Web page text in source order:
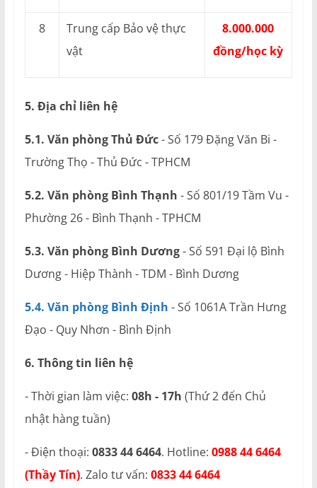
8
Trung cấp Bảo vệ thực
vật
8.000.000
đồng/học kỳ
5. Địa chỉ liên hệ
5.1. Văn phòng Thủ Đức- Số 179 Đặng Văn Bi -
Trường Thọ - Thủ Đức - TPHCM
5.2. Văn phòng Bình Thạnh - Số 801/19 Tầm Vu -
Phường 26 - Bình Thạnh - TPHCM
5.3. Văn phòng Bình Dương- Số 591 Đại lộ Bình
Dương - Hiệp Thành - TDM - Bình Dương
5.4. Văn phòng Bình Định - Số 1061A Trần Hưng
Đạo - Quy Nhơn - Bình Định
6. Thông tin liên hệ
- Thời gian làm việc: 08h - 17h (Thứ 2 đến Chủ
nhật hàng tuần)
- Điện thoại: 0833 44 6464. Hotline: 0988 44 6464
(Thầy Tín). Zalo tư vấn: 0833 44 6464